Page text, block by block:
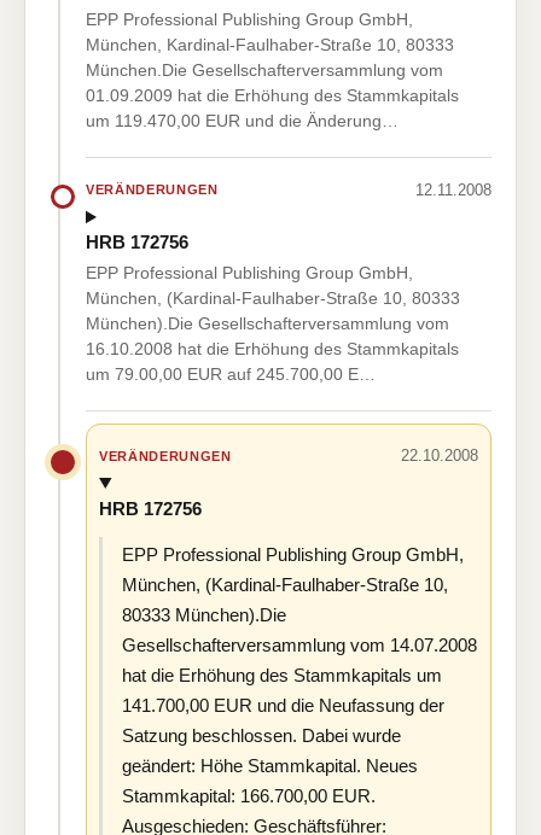
EPP Professional Publishing Group GmbH,
München, Kardinal-Faulhaber-Straße 10, 80333
München.Die Gesellschafterversammlung vom
01.09.2009 hat die Erhöhung des Stammkapitals
um 119.470,00 EUR und die Änderung…
VERÄNDERUNGEN 12.11.2008
HRB 172756
EPP Professional Publishing Group GmbH,
München, (Kardinal-Faulhaber-Straße 10, 80333
München).Die Gesellschafterversammlung vom
16.10.2008 hat die Erhöhung des Stammkapitals
um 79.00,00 EUR auf 245.700,00 E…
VERÄNDERUNGEN 22.10.2008
HRB 172756
EPP Professional Publishing Group GmbH,
München, (Kardinal-Faulhaber-Straße 10,
80333 München).Die
Gesellschafterversammlung vom 14.07.2008
hat die Erhöhung des Stammkapitals um
141.700,00 EUR und die Neufassung der
Satzung beschlossen. Dabei wurde
geändert: Höhe Stammkapital. Neues
Stammkapital: 166.700,00 EUR.
Ausgeschieden: Geschäftsführer: